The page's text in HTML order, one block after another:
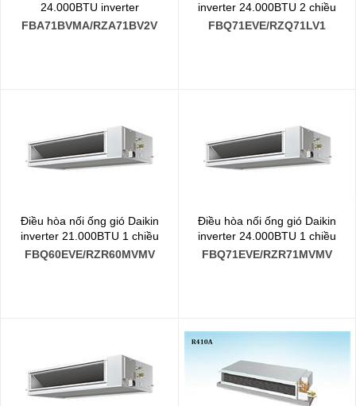
24.000BTU inverter
FBA71BVMA/RZA71BV2V
inverter 24.000BTU 2 chiều
FBQ71EVE/RZQ71LV1
Điều hòa nối ống gió Daikin
inverter 21.000BTU 1 chiều
FBQ60EVE/RZR60MVMV
Điều hòa nối ống gió Daikin
inverter 24.000BTU 1 chiều
FBQ71EVE/RZR71MVMV